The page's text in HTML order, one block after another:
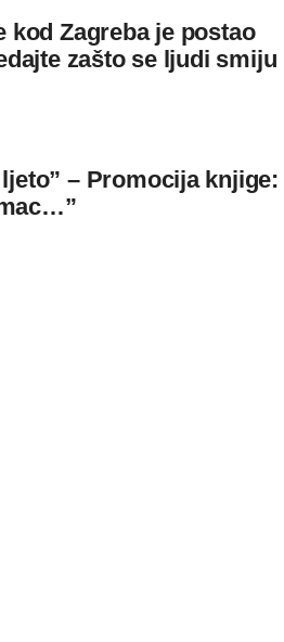
kod Zagreba je postao
zašto se ljudi smiju
– Promocija knjige: